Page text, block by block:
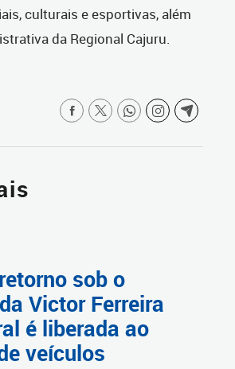
culturais e esportivas, além
da Regional Cajuru.
sob o
Victor Ferreira
é liberada ao
veículos